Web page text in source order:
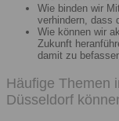
Wie binden wir
verhindern, dass
Wie können wir
Zukunft
damit zu
Häufige Themen
Düsseldorf